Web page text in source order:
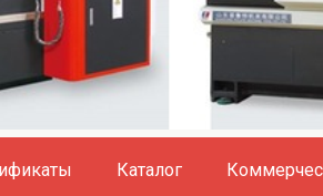
Каталог